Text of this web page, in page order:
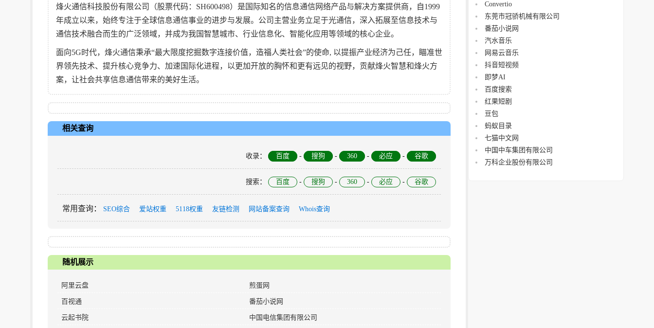
烽火通信科技股份有限公司（股票代码：SH600498）是国际知名的信息通信网络产品与解决方案提供商，自1999
年成立以来，始终专注于全球信息通信事业的进步与发展。公司主营业务立足于光通信，深入拓展至信息技术与
通信技术融合而生的广泛领域，并成为我国智慧城市、行业信息化、智能化应用等领域的核心企业。
面向5G时代，烽火通信秉承“最大限度挖掘数字连接价值，造福人类社会”的使命, 以提振产业经济为己任，瞄准世
界领先技术、提升核心竞争力、加速国际化进程，以更加开放的胸怀和更有远见的视野，贡献烽火智慧和烽火方
案，让社会共享信息通信带来的美好生活。
相关查询
收录： 百度 - 搜狗 - 360 - 必应 - 谷歌
搜索 ： 百度 - 搜狗 - 360 - 必应 - 谷歌
常用查询 ： SEO综合 爱站权重 5118权重 友链检测 网站备案查询 Whois查询
随机展示
阿里云盘 煎蛋网
百视通 ​番茄小说网
云起书院 中国电信集团有限公司
Convertio
东莞市冠骄机械有限公司
​番茄小说网
汽水音乐
网易云音乐
抖音短视频
即梦AI
百度搜索
红果短剧
豆包
蚂蚁目录
七猫中文网
中国中车集团有限公司
万科企业股份有限公司